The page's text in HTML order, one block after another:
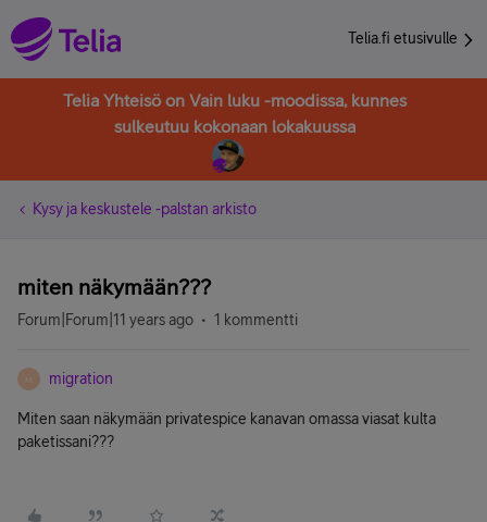
Telia.fi etusivulle
Telia Yhteisö on Vain luku -moodissa, kunnes
sulkeutuu kokonaan lokakuussa
Kysy ja keskustele -palstan arkisto
miten näkymään???
Forum|Forum|11 years ago 1 kommentti
M migration
Miten saan näkymään privatespice kanavan omassa viasat kulta
paketissani???